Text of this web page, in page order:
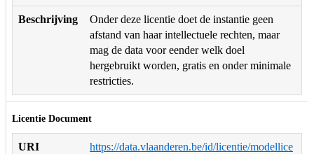
Beschrijving
Onder deze licentie doet de instantie geen
afstand van haar intellectuele rechten, maar
mag de data voor eender welk doel
hergebruikt worden, gratis en onder minimale
restricties.
Licentie Document
URI
https://data.vlaanderen.be/id/licentie/modellice